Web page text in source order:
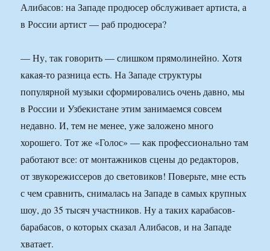
Алибасов: на Западе продюсер обслуживает артиста, а
в России артист — раб продюсера?
— Ну, так говорить — слишком прямолинейно. Хотя
какая-то разница есть. На Западе структуры
популярной музыки сформировались очень давно, мы
в России и Узбекистане этим занимаемся совсем
недавно. И, тем не менее, уже заложено много
хорошего. Тот же «Голос» — как профессионально там
работают все: от монтажников сцены до редакторов,
от звукорежиссеров до световиков! Поверьте, мне есть
с чем сравнить, снималась на Западе в самых крупных
шоу, до 35 тысяч участников. Ну а таких карабасов-
барабасов, о которых сказал Алибасов, и на Западе
хватает.